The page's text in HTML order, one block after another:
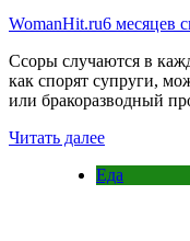
WomanHit.ru6 месяцев
Ссоры случаются в
как спорят супруги,
или бракоразводный
Читать далее
Еда